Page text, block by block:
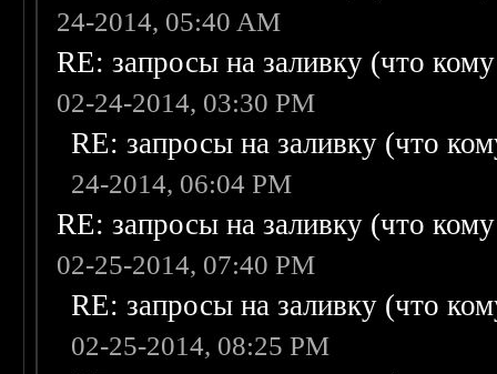
24-2014, 05:40 AM
RE: запросы на заливку (что
02-24-2014, 03:30 PM
RE: запросы на заливку (что
24-2014, 06:04 PM
RE: запросы на заливку (что
02-25-2014, 07:40 PM
RE: запросы на заливку (что
02-25-2014, 08:25 PM